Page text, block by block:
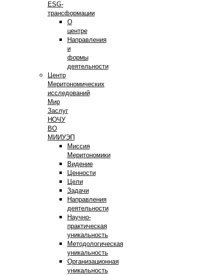
ESG-
трансформации
О
центре
Направления
и
формы
деятельности
Центр
Меритономических
исследований
Мир
Заслуг
НОЧУ
ВО
МИИУЭП
Миссия
Меритономики
Видение
Ценности
Цели
Задачи
Направления
деятельности
Научно-
практическая
уникальность
Методологическая
уникальность
Организационная
уникальность